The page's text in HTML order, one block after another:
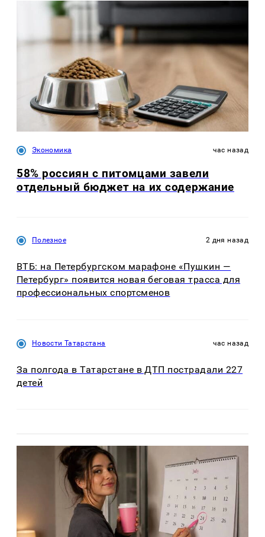
Экономика час назад
58% россиян с питомцами завели
отдельный бюджет на их содержание
Полезное 2 дня назад
ВТБ: на Петербургском марафоне «Пушкин —
Петербург» появится новая беговая трасса для
профессиональных спортсменов
Новости Татарстана час назад
За полгода в Татарстане в ДТП пострадали 227
детей